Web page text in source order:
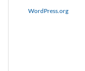
WordPress.org